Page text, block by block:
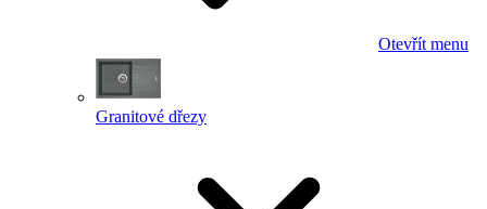
Otevřít menu
Granitové dřezy